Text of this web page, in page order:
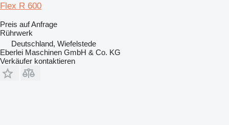
Flex R 600
Preis auf Anfrage
Rührwerk
Deutschland, Wiefelstede
Eberlei Maschinen GmbH & Co. KG
Verkäufer kontaktieren